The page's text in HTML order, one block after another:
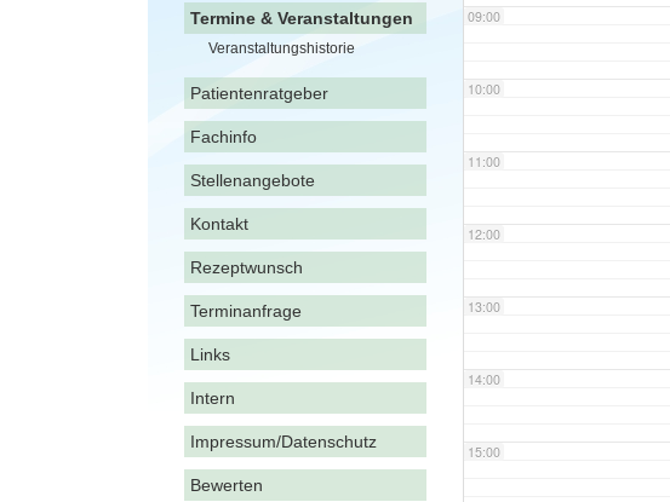
Termine & Veranstaltungen
Veranstaltungshistorie
Patientenratgeber
Fachinfo
Stellenangebote
Kontakt
Rezeptwunsch
Terminanfrage
Links
Intern
Impressum/Datenschutz
Bewerten
09:00
10:00
11:00
12:00
13:00
14:00
15:00